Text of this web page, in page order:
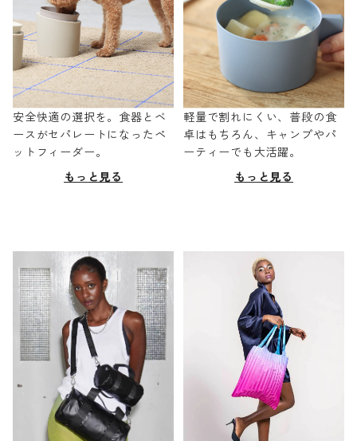
安全快適の選択を。食器とベ
ースがセパレートになったペ
ットフィーダー。
もっと見る
軽量で割れにくい、普段の食
卓はもちろん、キャンプやパ
ーティーでも大活躍。
もっと見る